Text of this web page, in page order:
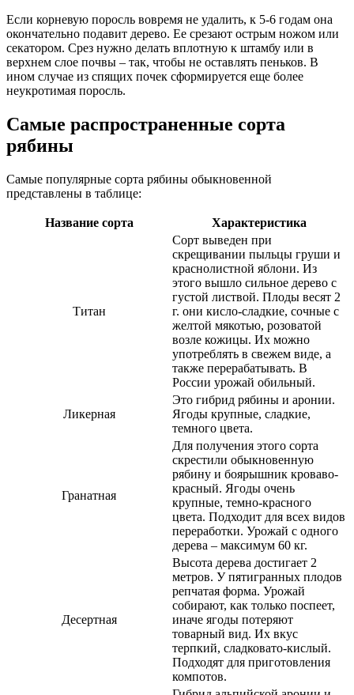
Если корневую поросль вовремя не удалить, к 5-6 годам она
окончательно подавит дерево. Ее срезают острым ножом или
секатором. Срез нужно делать вплотную к штамбу или в
верхнем слое почвы – так, чтобы не оставлять пеньков. В
ином случае из спящих почек сформируется еще более
неукротимая поросль.
Самые распространенные сорта
рябины
Самые популярные сорта рябины обыкновенной
представлены в таблице:
Название сорта Характеристика
Титан
Сорт выведен при
скрещивании пыльцы груши и
краснолистной яблони. Из
этого вышло сильное дерево с
густой листвой. Плоды весят 2
г. они кисло-сладкие, сочные с
желтой мякотью, розоватой
возле кожицы. Их можно
употреблять в свежем виде, а
также перерабатывать. В
России урожай обильный.
Ликерная
Это гибрид рябины и аронии.
Ягоды крупные, сладкие,
темного цвета.
Гранатная
Для получения этого сорта
скрестили обыкновенную
рябину и боярышник кроваво-
красный. Ягоды очень
крупные, темно-красного
цвета. Подходит для всех видов
переработки. Урожай с одного
дерева – максимум 60 кг.
Десертная
Высота дерева достигает 2
метров. У пятигранных плодов
репчатая форма. Урожай
собирают, как только поспеет,
иначе ягоды потеряют
товарный вид. Их вкус
терпкий, сладковато-кислый.
Подходят для приготовления
компотов.